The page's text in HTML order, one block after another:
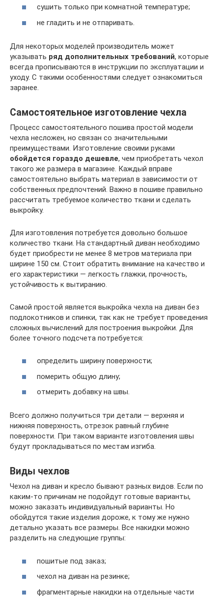
сушить только при комнатной температуре;
не гладить и не отпаривать.
Для некоторых моделей производитель может
указывать ряд дополнительных требований, которые
всегда прописываются в инструкции по эксплуатации и
уходу. С такими особенностями следует ознакомиться
заранее.
Самостоятельное изготовление чехла
Процесс самостоятельного пошива простой модели
чехла несложен, но связан со значительными
преимуществами. Изготовление своими руками
обойдется гораздо дешевле, чем приобретать чехол
такого же размера в магазине. Каждый вправе
самостоятельно выбрать материал в зависимости от
собственных предпочтений. Важно в пошиве правильно
рассчитать требуемое количество ткани и сделать
выкройку.
Для изготовления потребуется довольно большое
количество ткани. На стандартный диван необходимо
будет приобрести не менее 8 метров материала при
ширине 150 см. Стоит обратить внимание на качество и
его характеристики — легкость глажки, прочность,
устойчивость к вытиранию.
Самой простой является выкройка чехла на диван без
подлокотников и спинки, так как не требует проведения
сложных вычислений для построения выкройки. Для
более точного подсчета потребуется:
определить ширину поверхности;
померить общую длину;
отмерить добавку на швы.
Всего должно получиться три детали — верхняя и
нижняя поверхность, отрезок равный глубине
поверхности. При таком варианте изготовления швы
будут прокладываться по местам изгиба.
Виды чехлов
Чехол на диван и кресло бывают разных видов. Если по
каким-то причинам не подойдут готовые варианты,
можно заказать индивидуальный варианты. Но
обойдутся такие изделия дороже, к тому же нужно
детально указать все размеры. Все накидки можно
разделить на следующие группы:
пошитые под заказ;
чехол на диван на резинке;
фрагментарные накидки на отдельные части